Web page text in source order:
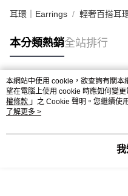
耳環｜Earrings 輕奢百搭耳
本分類熱銷全站排行
熱門標籤
本網站中使用 cookie，欲查詢有關
望在電腦上使用 cookie 時應如何變
權條款 」之 Cookie 聲明。您繼續使
用條款之 Cookie 聲明使用 cookie。
了解更多 >
我